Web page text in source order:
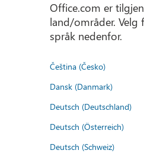
Office.com er
land/områder. Velg
språk nedenfor.
Čeština (Česko)
Dansk (Danmark)
Deutsch (Deutschland)
Deutsch (Österreich)
Deutsch (Schweiz)